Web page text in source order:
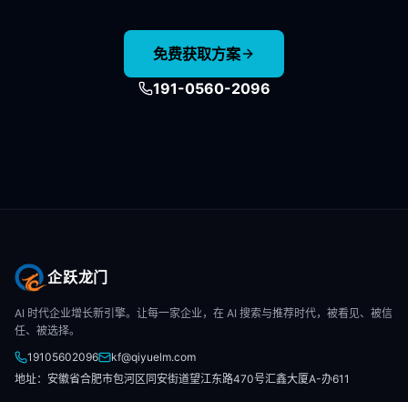
免费获取方案
191-0560-2096
企跃龙门
AI 时代企业增长新引擎。让每一家企业，在 AI 搜索与推荐时代，被看见、被信
任、被选择。
19105602096
kf@qiyuelm.com
地址：安徽省合肥市包河区同安街道望江东路470号汇鑫大厦A-办611